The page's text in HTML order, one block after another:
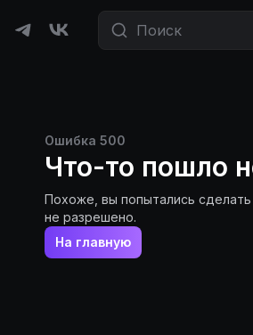
Ошибка 500
Что-то пошло
Похоже, вы попытались
не разрешено.
На главную